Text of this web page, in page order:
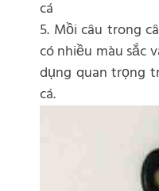
cá
5. Mồi câu trong
có nhiều màu sắc
dụng quan trọng
cá.